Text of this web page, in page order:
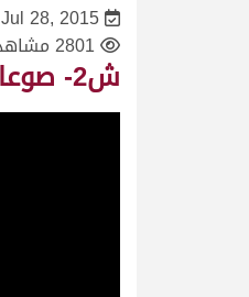
Jul 28, 2015
2801 مشاهدة
ش2- صوعان ملك/ عبيد حمد شينان – المحلي الثاني 3/10/2009- جذاع قعدان- توقيت 7:55:05